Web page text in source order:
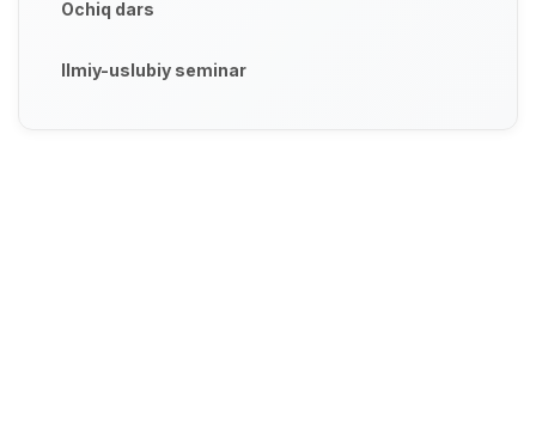
Ochiq dars
Ilmiy-uslubiy seminar